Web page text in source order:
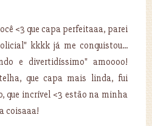
<3 que capa perfeitaaa, parei
kkkk já me conquistou...
e divertidíssimo" amoooo!
que capa mais linda, fui
que incrível <3 estão na minha
coisaaa!